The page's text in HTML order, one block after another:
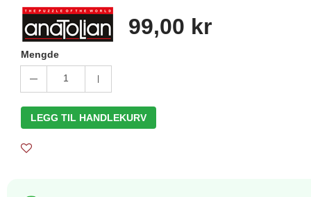
99,00 kr
Mengde
1
LEGG TIL HANDLEKURV